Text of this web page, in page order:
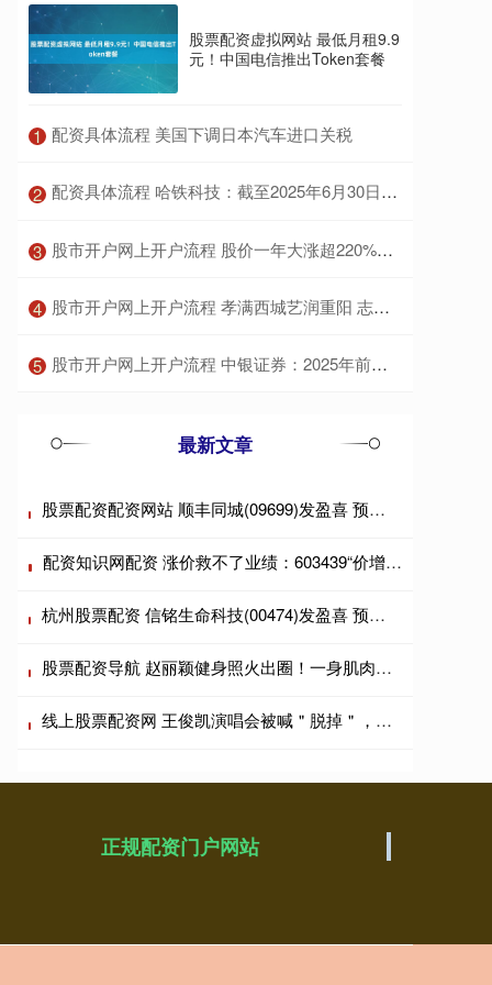
股票配资虚拟网站 最低月租9.9
元！中国电信推出Token套餐
1 ​配资具体流程 美国下调日本汽车进口关税
2 ​配资具体流程 哈铁科技：截至2025年6月30日，共拥有60项发明专利
3 ​股市开户网上开户流程 股价一年大涨超220%！超200家机构前往调研
4 ​股市开户网上开户流程 孝满西城艺润重阳 志愿服务+双荣誉｜文化
5 ​股市开户网上开户流程 中银证券：2025年前三季度，公司实现营业收入24.38亿元，同比增长26.95%
最新文章
股票配资配资网站 顺丰同城(09699)发盈喜 预计上半年股东应占利润同比增长不低于120%
配资知识网配资 涨价救不了业绩：603439“价增量跌”背后的战略困局
杭州股票配资 信铭生命科技(00474)发盈喜 预计年度利润约3.36亿港元 同比扭亏为盈
股票配资导航 赵丽颖健身照火出圈！一身肌肉太飒了，这才是健康美该有的样子
线上股票配资网 王俊凯演唱会被喊＂脱掉＂，一句＂不太现实＂炸翻全场！7年专辑才是真正答案
正规配资门户网站